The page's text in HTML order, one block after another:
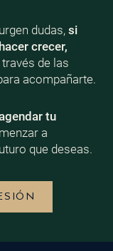
dudas, si
crecer,
de las
acompañarte.
tu
a
que deseas.